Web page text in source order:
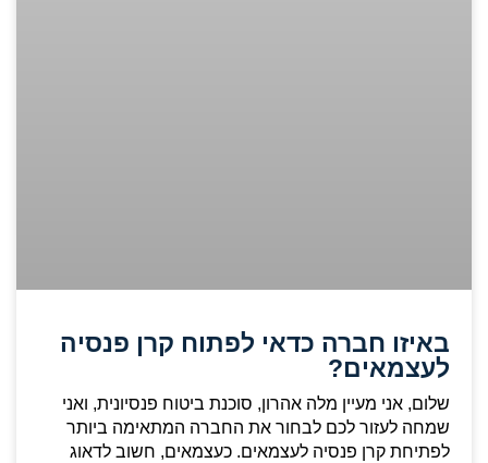
באיזו חברה כדאי לפתוח קרן פנסיה
לעצמאים?
שלום, אני מעיין מלה אהרון, סוכנת ביטוח פנסיונית, ואני
שמחה לעזור לכם לבחור את החברה המתאימה ביותר
לפתיחת קרן פנסיה לעצמאים. כעצמאים, חשוב לדאוג